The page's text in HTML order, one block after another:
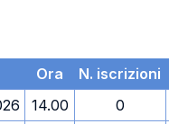
Ora N. iscrizioni
14.00 0